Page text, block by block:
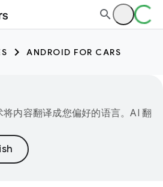
ANDROID FOR CARS
内容翻译成您偏好的语言。AI 翻